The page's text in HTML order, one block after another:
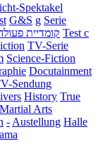
Spektakel
G&S g Serie
קומדיית Test c
TV-Serie
Science-Fiction
Docutainment
Sendung
History True
Martial Arts
- Austellung Halle